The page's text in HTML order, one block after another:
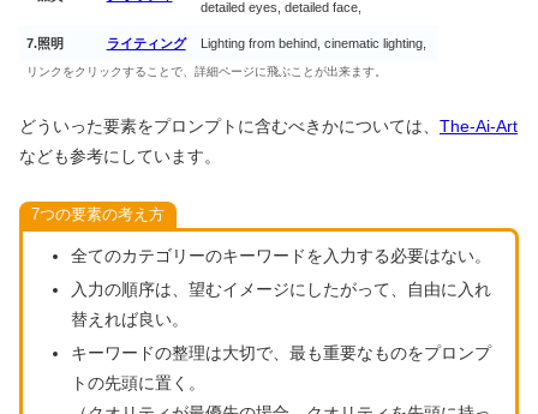
detailed eyes, detailed face,
7.照明 ライティング Lighting from behind, cinematic lighting,
リンクをクリックすることで、詳細ページに飛ぶことが出来ます。
どういった要素をプロンプトに含むべきかについては、 The-Ai-Art
なども参考にしています。
7つの要素の考え方
全てのカテゴリーのキーワードを入力する必要はない。
入力の順序は、望むイメージにしたがって、自由に入れ
替えれば良い。
キーワードの整理は大切で、最も重要なものをプロンプ
トの先頭に置く。